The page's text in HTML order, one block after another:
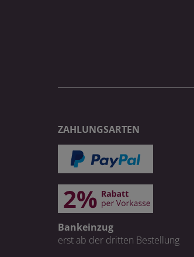
ZAHLUNGSARTEN
Bankeinzug
erst ab der dritten Bestellung